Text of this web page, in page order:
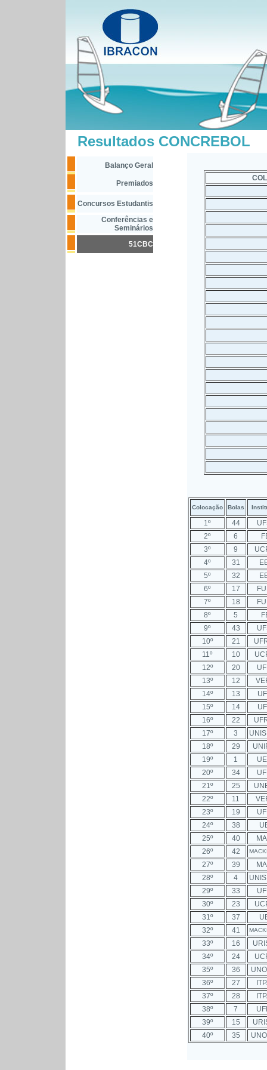
Resultados CONCREBOL
Balanço Geral
Premiados
Concursos Estudantis
Conferências e
Seminários
51CBC
Colocação Bolas
1º 44
2º
6
3º
9
4º
31
5º
32
6º
17
7º
18
8º
5
9º
43
10º
21
11º
10
12º
20
13º
12
14º
13
15º
14
16º
22
17º
3
18º
29
19º
1
20º
34
21º
25
22º
11
23º
19
24º
38
25º
40
26º
42
27º 39
28º
4
29º
33
30º
23
31º
37
32º
41
33º 16
34º
24
35º
36
36º
27
37º
28
38º
7
39º
15
40º
35